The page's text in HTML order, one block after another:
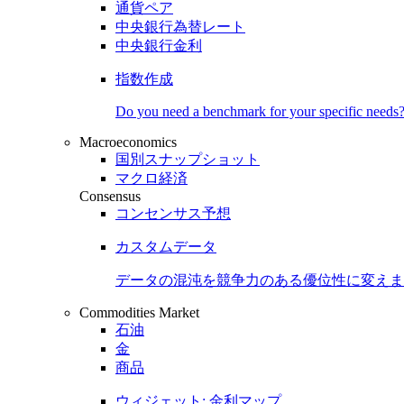
通貨ペア
中央銀行為替レート
中央銀行金利
指数作成
Do you need a benchmark for your specific needs?
Macroeconomics
国別スナップショット
マクロ経済
Consensus
コンセンサス予想
カスタムデータ
データの混沌を競争力のある優位性に変え
Commodities Market
石油
金
商品
ウィジェット: 金利マップ